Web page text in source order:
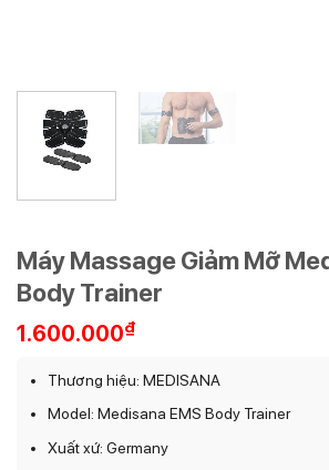
Máy Massage Giảm Mỡ
Body Trainer
1.600.000₫
Thương hiệu: MEDISANA
Model: Medisana EMS Body Trainer
Xuất xứ: Germany